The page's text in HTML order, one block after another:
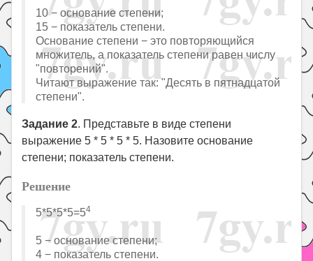
10 − основание степени;
15 − показатель степени.
Основание степени − это повторяющийся
множитель, а показатель степени равен числу
"повторений".
Читают выражение так: "Десять в пятнадцатой
степени".
Задание 2. Представьте в виде степени
выражение 5 * 5 * 5 * 5. Назовите основание
степени; показатель степени.
Решение
5*5*5*5=54
5 − основание степени;
4 − показатель степени.